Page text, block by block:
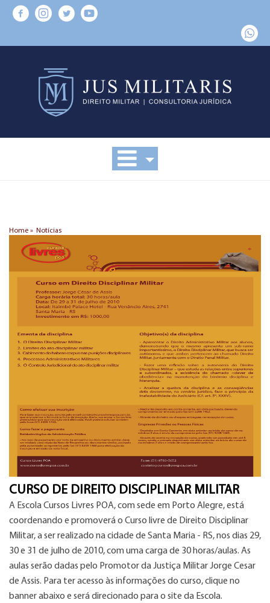
Home » Notícias
CURSO DE DIREITO DISCIPLINAR MILITAR
A Escola Cursos Livres POA, com sede em Porto Alegre, está
coordenando e promoverá o Curso livre de Direito Disciplinar
Militar, a ser realizado na cidade de Santa Maria - RS, nos dias 29,
30 e 31 de julho de 2010, com uma carga de 30 horas/aulas. As
aulas serão dadas pelo Promotor da Justiça Militar Jorge Cesar
de Assis. Para ter acesso às informações do curso, clique no
banner abaixo e será direcionado para o site da Escola.